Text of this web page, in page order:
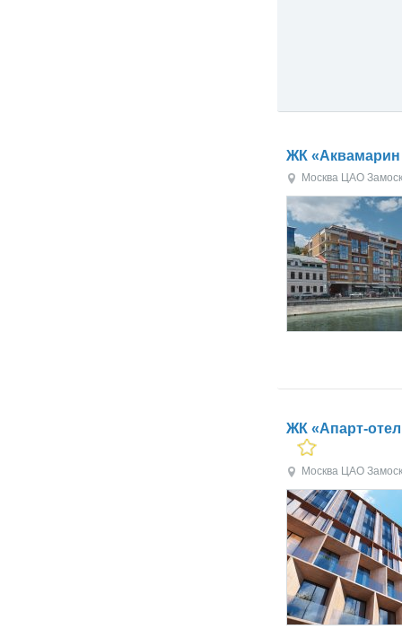
ЖК «Аквамарин
Москва ЦАО
ЖК «Апарт-
Москва ЦАО